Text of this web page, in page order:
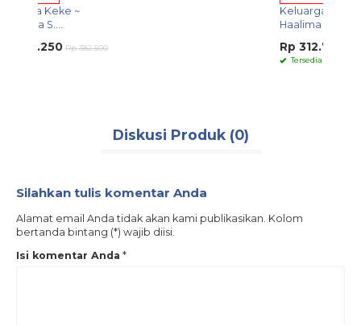
📍Dengan detail:
– Gamis Wudhu Friendly
– Gamis Busui Friendly Bukaan Resleting Depan
==================================
Diskusi Produk (0)
Silahkan tulis komentar Anda
Alamat email Anda tidak akan kami publikasikan. Kolom
bertanda bintang (*) wajib diisi.
Isi komentar Anda *